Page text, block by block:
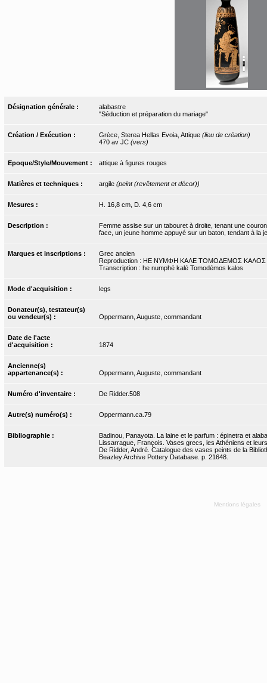
Désignation générale :
alabastre
"Séduction et préparation du mariage"
Création / Exécution : Grèce, Sterea Hellas Evoia, Attique (lieu de création)
470 av JC (vers)
Epoque/Style/Mouvement : attique à figures rouges
Matières et techniques : argile (peint (revêtement et décor))
Mesures : H. 16,8 cm, D. 4,6 cm
Description :
Femme assise sur un tabouret à droite, tenant une
face, un jeune homme appuyé sur un baton, tendant à la
Marques et inscriptions :
Grec ancien
Reproduction : ΗΕ ΝΥΜΦΗ ΚΑΛΕ ΤΟΜΟΔΕΜΟΣ ΚΑΛΟΣ
Transcription : he numphé kalé Tomodémos kalos
Mode d'acquisition : legs
Donateur(s), testateur(s)
ou vendeur(s) :
Oppermann, Auguste, commandant
Date de l'acte
d'acquisition :
1874
Ancienne(s)
appartenance(s) :
Oppermann, Auguste, commandant
Numéro d'inventaire : De Ridder.508
Autre(s) numéro(s) : Oppermann.ca.79
Bibliographie :
Badinou, Panayota. La laine et le parfum : épinetra et
Lissarrague, François. Vases grecs, les Athéniens et
De Ridder, André. Catalogue des vases peints de la
Beazley Archive Pottery Database. p. 21648.
Mentions légales